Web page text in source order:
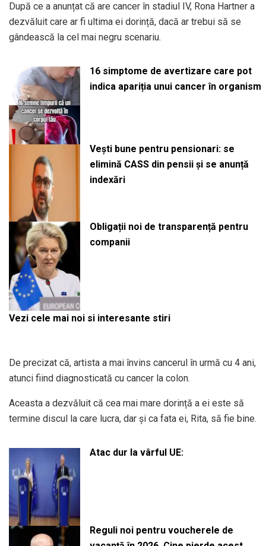
După ce a anunțat că are cancer în stadiul IV, Rona Hartner a
dezvăluit care ar fi ultima ei dorință, dacă ar trebui să se
gândească la cel mai negru scenariu.
16 simptome de avertizare care pot
indica apariția unui cancer în organism
Vești bune pentru pensionari: se
elimină CASS din pensii și se anunță
indexări
Obligații noi de transparență pentru
companii
Vezi cele mai noi si interesante stiri
De precizat că, artista a mai învins cancerul în urmă cu 4 ani,
atunci fiind diagnosticată cu cancer la colon.
Aceasta a dezvăluit că cea mai mare dorință a ei este să
termine discul la care lucra, dar și ca fata ei, Rita, să fie bine.
Atac dur la vârful UE:
Reguli noi pentru voucherele de